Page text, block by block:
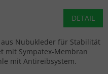
DETAIL
Nubukleder für Stabilität
mit Sympatex-Membran
mit Antireibsystem.